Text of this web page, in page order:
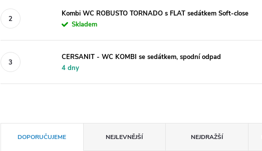
Kombi WC ROBUSTO TORNADO s FLAT sedátkem Soft-close
Skladem
CERSANIT - WC KOMBI se sedátkem, spodní odpad
4 dny
DOPORUČUJEME NEJLEVNĚJŠÍ NEJDRAŽŠÍ